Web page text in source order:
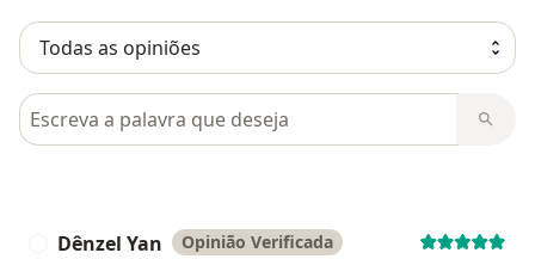
Pesquisar em opiniões
Dênzel Yan Opinião Verificada